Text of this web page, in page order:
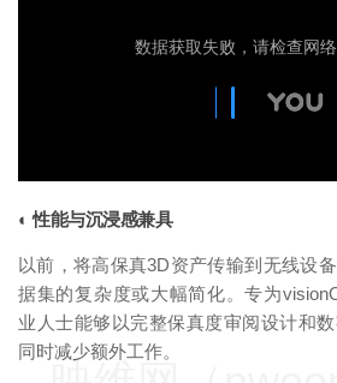
◐ 性能与沉浸感兼具
以前，将高保真3D资产传输到无线设
据集的复杂度或大幅简化。专为
业人士能够以完整保真度审阅设计和
同时减少额外工作。
映维网（